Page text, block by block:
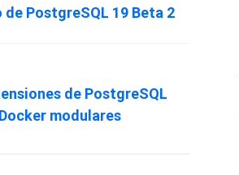
PostgreSQL 19 Beta 2
de PostgreSQL
modulares